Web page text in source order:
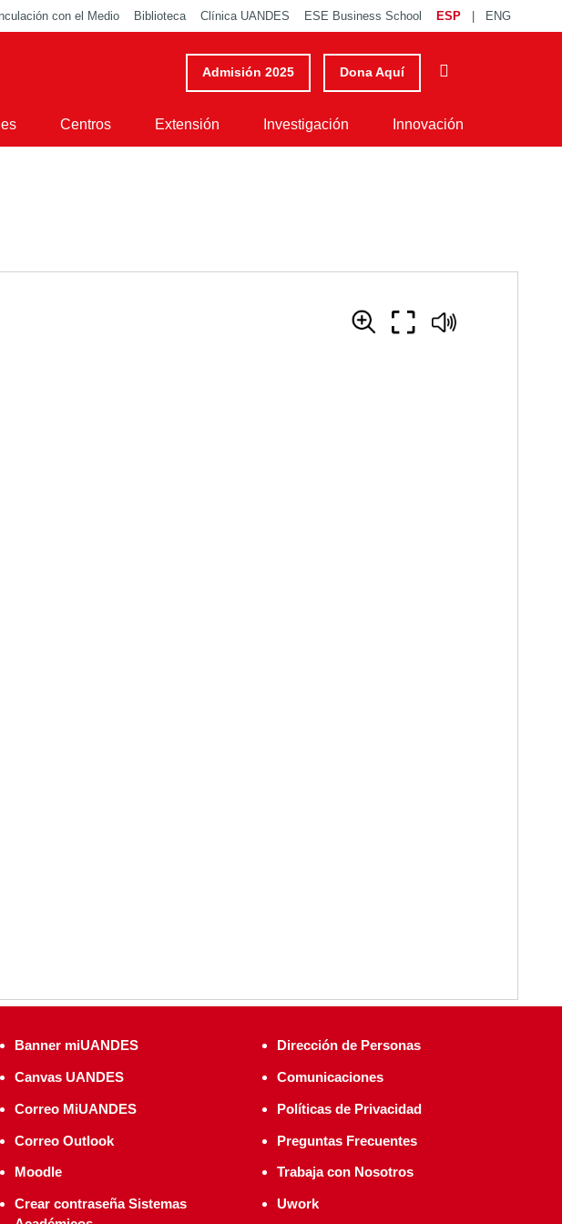
con el Medio Biblioteca Clínica UANDES ESE Business School ESP ENG
Admisión 2025 Dona Aquí
Centros Extensión Investigación Innovación
El Proyecto de Constitución anterior El Proyecto de Constitución Explicado
Banner miUANDES
Canvas UANDES
Correo MiUANDES
Correo Outlook
Moodle
Crear contraseña Sistemas
Dirección de Personas
Comunicaciones
Políticas de Privacidad
Preguntas Frecuentes
Trabaja con Nosotros
Uwork